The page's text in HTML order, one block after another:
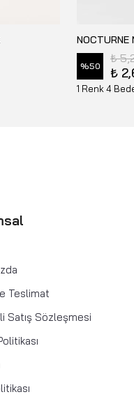
%50
₺
₺
1 Renk 4
Teslimat
Satış Sözleşmesi